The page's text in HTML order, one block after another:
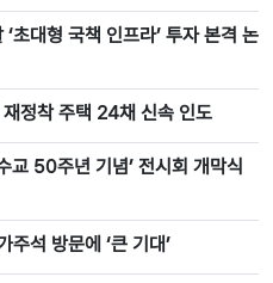
초대형 국책 인프라’ 투자 본격 논
정착 주택 24채 신속 인도
교 50주년 기념’ 전시회 개막식
주석 방문에 ‘큰 기대’